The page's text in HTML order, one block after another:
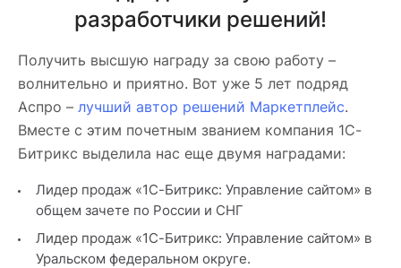
разработчики решений!
Получить высшую награду за свою работу –
волнительно и приятно. Вот уже 5 лет подряд
Аспро – лучший автор решений Маркетплейс.
Вместе с этим почетным званием компания 1С-
Битрикс выделила нас еще двумя наградами:
Лидер продаж «1С-Битрикс: Управление сайтом» в
общем зачете по России и СНГ
Лидер продаж «1С-Битрикс: Управление сайтом» в
Уральском федеральном округе.